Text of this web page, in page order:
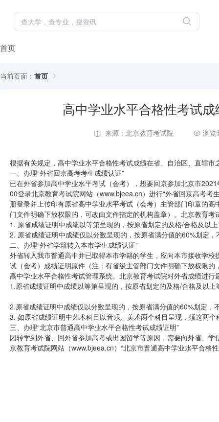
首页
当前页面： 首页
高中学业水平合格性考试
来源：北京教育考试院 浏览
根据有关规定，高中学业水平合格性考试成绩在省、自治区、直辖市
一、办理“外省回京高考考生成绩认证”
已在外省参加高中学业水平考试（会考），想要回京参加北京市
00登录北京教育考试院网站（www.bjeea.cn）进行“外省回京高考考
册登录并上传印有原省高中学业水平考试（会考）主管部门印章的
门文件明确下放权限的，可改由文件指定的机构盖章）。北京教育
1. 原省成绩证明中成绩以等第呈现的，按原省划定的及格/合格及以
2. 原省成绩证明中成绩仅以分数呈现的，按原省满分值的60%划定
二、办理“外省学籍转入本市学生成绩认证”
外省转入我市普通高中并已取得本市学籍的学生，应向本市接收学
试（会考）成绩证明原件（注：有省级主管部门文件明确下放权限
高中学业水平合格性考试管理系统。北京教育考试院对外省成绩进行
1.原省成绩证明中成绩以等第呈现的，按原省划定的及格/合格及以
2.原省成绩证明中成绩仅以分数呈现的，按原省满分值的60%划定，
3. 如原省成绩证明中艺术科目以音乐、美术两个科目呈现，须这两
三、办理“北京市普通高中学业水平合格性考试成绩证明”
因转学到外省、回外省参加高考或出国留学等原因，需要向外省、
京教育考试院网站（www.bjeea.cn）“北京市普通高中学业水平合格